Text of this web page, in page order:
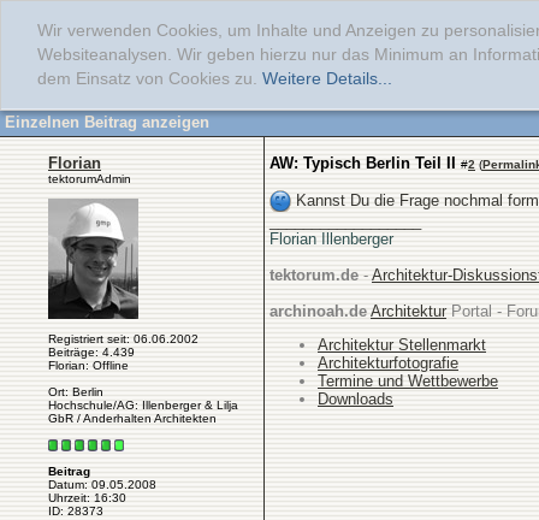
Wir verwenden Cookies, um Inhalte und Anzeigen zu
Websiteanalysen. Wir geben hierzu nur das Minimum an
dem Einsatz von Cookies zu. Weitere Details...
Einzelnen Beitrag anzeigen
Florian
tektorumAdmin
Registriert seit: 06.06.2002
Beiträge: 4.439
Florian: Offline
Ort: Berlin
Hochschule/AG: Illenberger & Lilja
GbR / Anderhalten Architekten
Beitrag
Datum: 09.05.2008
Uhrzeit: 16:30
ID: 28373
AW: Typisch Berlin Teil II #2 (
Kannst Du die Frage nochmal
Florian Illenberger
tektorum.de - Architektur-
archinoah.de ArchitekturPortal -
Architektur Stellenmarkt
Architekturfotografie
Termine und Wettbewerbe
Downloads